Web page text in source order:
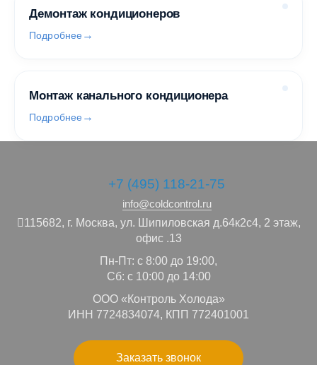
Демонтаж кондиционеров
Подробнее
Монтаж канального кондиционера
Подробнее
+7 (495) 118-21-75
info@coldcontrol.ru
115682, г. Москва, ул. Шипиловская д.64к2с4, 2 этаж,
офис .13
Пн-Пт: с 8:00 до 19:00,
Сб: с 10:00 до 14:00
ООО «Контроль Холода»
ИНН 7724834074, КПП 772401001
Заказать звонок